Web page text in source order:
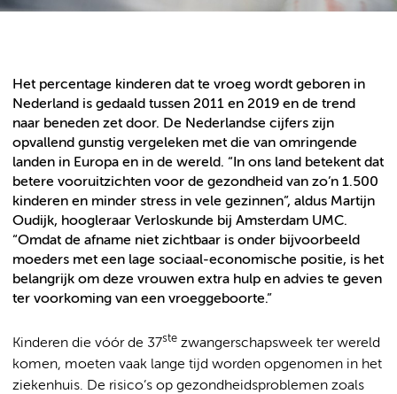
Het percentage kinderen dat te vroeg wordt geboren in
Nederland is gedaald tussen 2011 en 2019 en de trend
naar beneden zet door. De Nederlandse cijfers zijn
opvallend gunstig vergeleken met die van omringende
landen in Europa en in de wereld. “In ons land betekent dat
betere vooruitzichten voor de gezondheid van zo’n 1.500
kinderen en minder stress in vele gezinnen”, aldus Martijn
Oudijk, hoogleraar Verloskunde bij Amsterdam UMC.
“Omdat de afname niet zichtbaar is onder bijvoorbeeld
moeders met een lage sociaal-economische positie, is het
belangrijk om deze vrouwen extra hulp en advies te geven
ter voorkoming van een vroeggeboorte.”
Kinderen die vóór de 37ste zwangerschapsweek ter wereld
komen, moeten vaak lange tijd worden opgenomen in het
ziekenhuis. De risico’s op gezondheidsproblemen zoals